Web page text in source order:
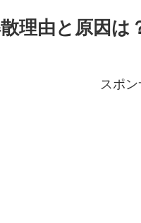
理由と原因は
スポン